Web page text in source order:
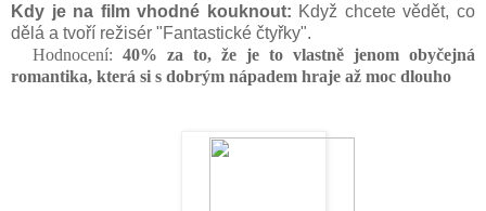
Kdy je na film vhodné kouknout: Když chcete vědět, co
dělá a tvoří režisér "Fantastické čtyřky".
Hodnocení: 40% za to, že je to vlastně jenom obyčejná
romantika, která si s dobrým nápadem hraje až moc dlouho